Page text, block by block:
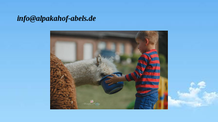
info@alpakahof-abels.de